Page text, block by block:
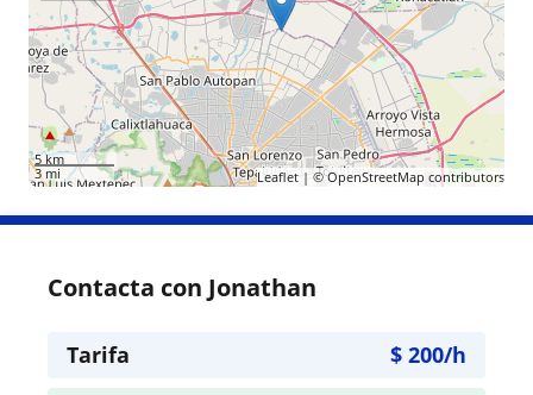
5 km
3 mi
Leaflet| ©OpenStreetMap contributors
Contacta con Jonathan
Tarifa $ 200/h